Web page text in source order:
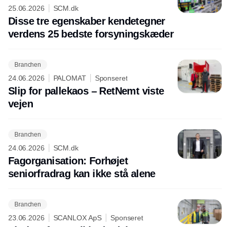
25.06.2026 SCM.dk
Disse tre egenskaber kendetegner
verdens 25 bedste forsyningskæder
Branchen
24.06.2026 PALOMAT Sponseret
Slip for pallekaos – RetNemt viste
vejen
Branchen
24.06.2026 SCM.dk
Fagorganisation: Forhøjet
seniorfradrag kan ikke stå alene
Branchen
23.06.2026 SCANLOX ApS Sponseret